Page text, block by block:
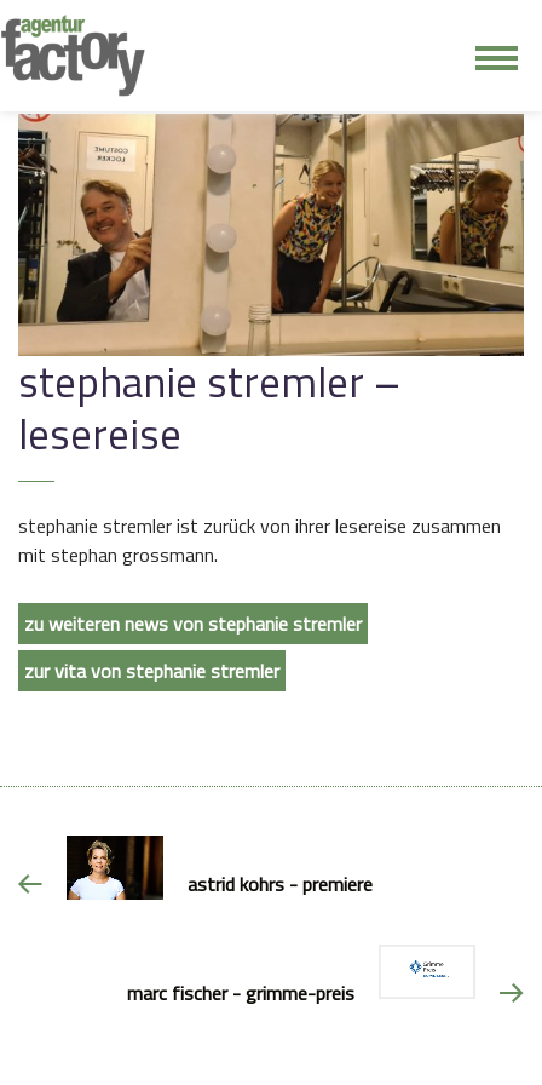
kontakt
stephanie stremler –
lesereise
stephanie stremler ist zurück von ihrer lesereise zusammen
mit stephan grossmann.
zu weiteren news von stephanie stremler
zur vita von stephanie stremler
astrid kohrs - premiere
marc fischer - grimme-preis